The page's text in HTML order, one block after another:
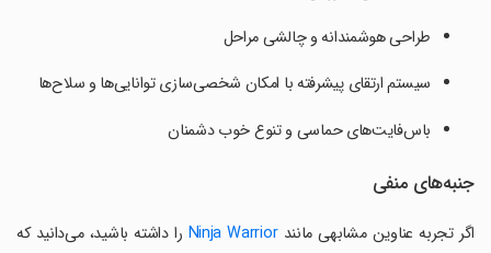
طراحی هوشمندانه و چالشی مراحل
سیستم ارتقای پیشرفته با امکان شخصی‌سازی توانایی‌ها و سلاح‌ها
باس‌فایت‌های حماسی و تنوع خوب دشمنان
جنبه‌های منفی
اگر تجربه عناوین مشابهی مانندNinja Warrior را داشته باشید، می‌دانید که